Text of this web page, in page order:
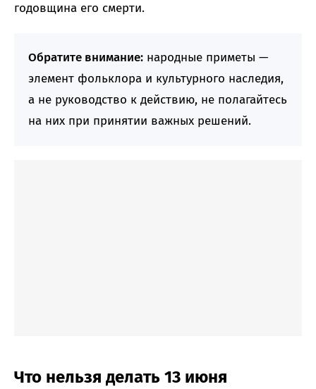
годовщина его смерти.
Обратите внимание: народные приметы —
элемент фольклора и культурного наследия,
а не руководство к действию, не полагайтесь
на них при принятии важных решений.
Что нельзя делать 13 июня